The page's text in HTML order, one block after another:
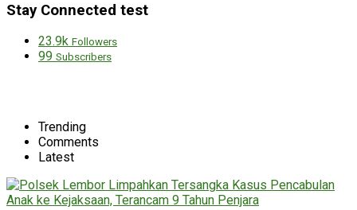
Stay Connected test
23.9k Followers
99 Subscribers
Trending
Comments
Latest